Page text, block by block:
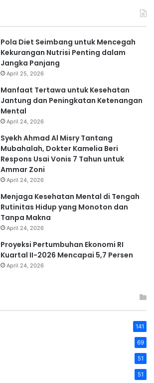
Pola Diet Seimbang untuk Mencegah
Kekurangan Nutrisi Penting dalam
Jangka Panjang
April 25, 2026
Manfaat Tertawa untuk Kesehatan
Jantung dan Peningkatan Ketenangan
Mental
April 24, 2026
Syekh Ahmad Al Misry Tantang
Mubahalah, Dokter Kamelia Beri
Respons Usai Vonis 7 Tahun untuk
Ammar Zoni
April 24, 2026
Menjaga Kesehatan Mental di Tengah
Rutinitas Hidup yang Monoton dan
Tanpa Makna
April 24, 2026
Proyeksi Pertumbuhan Ekonomi RI
Kuartal II-2026 Mencapai 5,7 Persen
April 24, 2026
141
69
51
51